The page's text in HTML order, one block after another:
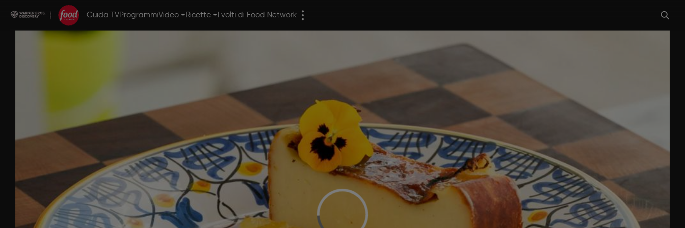
Guida TVProgrammiVideo Ricette I volti di Food Network